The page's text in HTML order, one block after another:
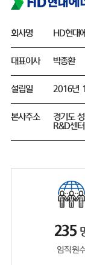
회사명 HD현대
대표이사 박종환
설립일 2016년
본사주소
경기도
R&D센
235
임직원